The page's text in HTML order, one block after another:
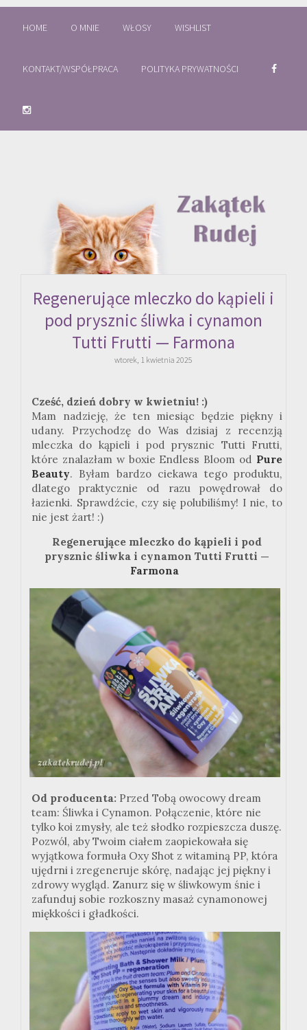
HOME O MNIE WŁOSY WISHLIST
KONTAKT/WSPÓŁPRACA POLITYKA PRYWATNOŚCI
Regenerujące mleczko do kąpieli i
pod prysznic śliwka i cynamon
Tutti Frutti — Farmona
wtorek, 1 kwietnia 2025
Cześć, dzień dobry w kwietniu! :)
Mam nadzieję, że ten miesiąc będzie piękny i
udany. Przychodzę do Was dzisiaj z recenzją
mleczka do kąpieli i pod prysznic Tutti Frutti,
które znalazłam w boxie Endless Bloom od Pure
Beauty. Byłam bardzo ciekawa tego produktu,
dlatego praktycznie od razu powędrował do
łazienki. Sprawdźcie, czy się polubiliśmy! I nie, to
nie jest żart! :)
Regenerujące mleczko do kąpieli i pod
prysznic śliwka i cynamon Tutti Frutti —
Farmona
Od producenta: Przed Tobą owocowy dream
team: Śliwka i Cynamon. Połączenie, które nie
tylko koi zmysły, ale też słodko rozpieszcza duszę.
Pozwól, aby Twoim ciałem zaopiekowała się
wyjątkowa formuła Oxy Shot z witaminą PP, która
ujędrni i zregeneruje skórę, nadając jej piękny i
zdrowy wygląd. Zanurz się w śliwkowym śnie i
zafunduj sobie rozkoszny masaż cynamonowej
miękkości i gładkości.